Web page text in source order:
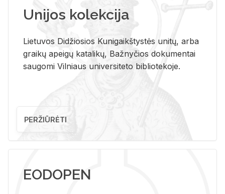
Unijos kolekcija
Lietuvos Didžiosios Kunigaikštystės unitų, arba
graikų apeigų katalikų, Bažnyčios dokumentai
saugomi Vilniaus universiteto bibliotekoje.
PERŽIŪRĖTI
EODOPEN